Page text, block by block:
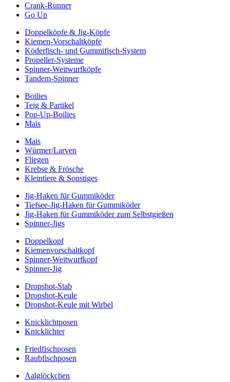
Crank-Runner
Go Up
Doppelköpfe & Jig-Köpfe
Kiemen-Vorschaltköpfe
Köderfisch- und Gummifisch-System
Propeller-Systeme
Spinner-Weitwurfköpfe
Tandem-Spinner
Boilies
Teig & Partikel
Pop-Up-Boilies
Mais
Mais
Würmer/Larven
Fliegen
Krebse & Frösche
Kleintiere & Sonstiges
Jig-Haken für Gummiköder
Tiefsee-Jig-Haken für Gummiköder
Jig-Haken für Gummiköder zum Selbstgießen
Spinner-Jigs
Doppelkopf
Kiemenvorschaltkopf
Spinner-Weitwurfkopf
Spinner-Jig
Dropshot-Stab
Dropshot-Keule
Dropshot-Keule mit Wirbel
Knicklichtposen
Knicklichter
Friedfischposen
Raubfischposen
Aalglöckchen